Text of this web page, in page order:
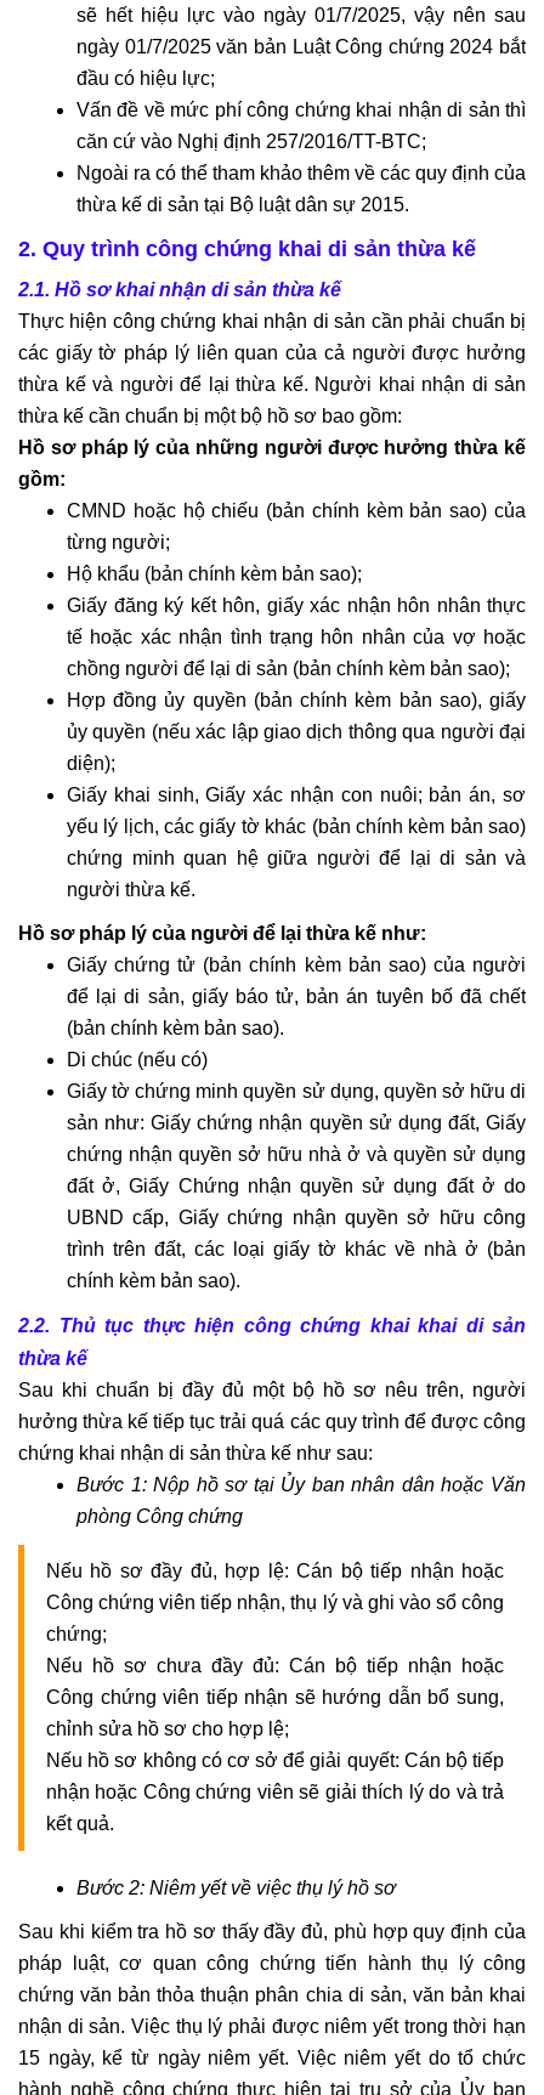
sẽ hết hiệu lực vào ngày 01/7/2025, vậy nên sau
ngày 01/7/2025 văn bản Luật Công chứng 2024 bắt
đầu có hiệu lực;
Vấn đề về mức phí công chứng khai nhận di sản thì
căn cứ vào Nghị định 257/2016/TT-BTC;
Ngoài ra có thể tham khảo thêm về các quy định của
thừa kế di sản tại Bộ luật dân sự 2015.
2. Quy trình công chứng khai di sản thừa kế
2.1. Hồ sơ khai nhận di sản thừa kế
Thực hiện công chứng khai nhận di sản cần phải chuẩn bị
các giấy tờ pháp lý liên quan của cả người được hưởng
thừa kế và người để lại thừa kế. Người khai nhận di sản
thừa kế cần chuẩn bị một bộ hồ sơ bao gồm:
Hồ sơ pháp lý của những người được hưởng thừa kế
gồm:
CMND hoặc hộ chiếu (bản chính kèm bản sao) của
từng người;
Hộ khẩu (bản chính kèm bản sao);
Giấy đăng ký kết hôn, giấy xác nhận hôn nhân thực
tế hoặc xác nhận tình trạng hôn nhân của vợ hoặc
chồng người để lại di sản (bản chính kèm bản sao);
Hợp đồng ủy quyền (bản chính kèm bản sao), giấy
ủy quyền (nếu xác lập giao dịch thông qua người đại
diện);
Giấy khai sinh, Giấy xác nhận con nuôi; bản án, sơ
yếu lý lịch, các giấy tờ khác (bản chính kèm bản sao)
chứng minh quan hệ giữa người để lại di sản và
người thừa kế.
Hồ sơ pháp lý của người để lại thừa kế như:
Giấy chứng tử (bản chính kèm bản sao) của người
để lại di sản, giấy báo tử, bản án tuyên bố đã chết
(bản chính kèm bản sao).
Di chúc (nếu có)
Giấy tờ chứng minh quyền sử dụng, quyền sở hữu di
sản như: Giấy chứng nhận quyền sử dụng đất, Giấy
chứng nhận quyền sở hữu nhà ở và quyền sử dụng
đất ở, Giấy Chứng nhận quyền sử dụng đất ở do
UBND cấp, Giấy chứng nhận quyền sở hữu công
trình trên đất, các loại giấy tờ khác về nhà ở (bản
chính kèm bản sao).
2.2. Thủ tục thực hiện công chứng khai khai di sản
thừa kế
Sau khi chuẩn bị đầy đủ một bộ hồ sơ nêu trên, người
hưởng thừa kế tiếp tục trải quá các quy trình để được công
chứng khai nhận di sản thừa kế như sau:
Bước 1: Nộp hồ sơ tại Ủy ban nhân dân hoặc Văn
phòng Công chứng
Nếu hồ sơ đầy đủ, hợp lệ: Cán bộ tiếp nhận hoặc
Công chứng viên tiếp nhận, thụ lý và ghi vào sổ công
chứng;
Nếu hồ sơ chưa đầy đủ: Cán bộ tiếp nhận hoặc
Công chứng viên tiếp nhận sẽ hướng dẫn bổ sung,
chỉnh sửa hồ sơ cho hợp lệ;
Nếu hồ sơ không có cơ sở để giải quyết: Cán bộ tiếp
nhận hoặc Công chứng viên sẽ giải thích lý do và trả
kết quả.
Bước 2: Niêm yết về việc thụ lý hồ sơ
Sau khi kiểm tra hồ sơ thấy đầy đủ, phù hợp quy định của
pháp luật, cơ quan công chứng tiến hành thụ lý công
chứng văn bản thỏa thuận phân chia di sản, văn bản khai
nhận di sản. Việc thụ lý phải được niêm yết trong thời hạn
15 ngày, kể từ ngày niêm yết. Việc niêm yết do tổ chức
hành nghề công chứng thực hiện tại trụ sở của Ủy ban